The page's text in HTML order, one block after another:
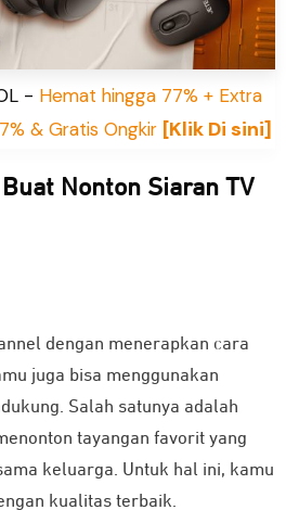
- Hemat hingga 77% + Extra
& Gratis Ongkir [Klik Di sini]
Nonton Siaran TV
dengan menerapkan cara
juga bisa menggunakan
Salah satunya adalah
tayangan favorit yang
keluarga. Untuk hal ini, kamu
kualitas terbaik.